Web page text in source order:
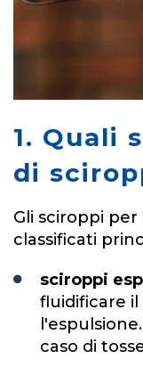
1. Quali
di
Gli sciroppi per
classificati
sciroppi
fluidificare
caso di